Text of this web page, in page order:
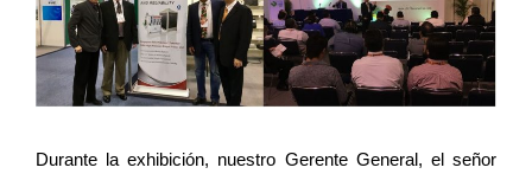
Durante la exhibición, nuestro Gerente General, el señor